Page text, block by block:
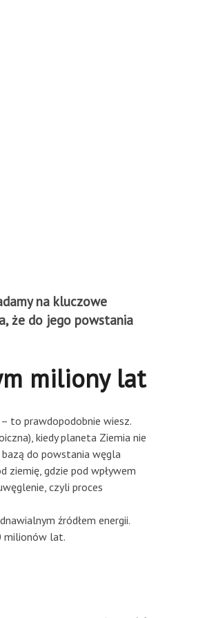
na kluczowe
że do jego powstania
miliony lat
to prawdopodobnie wiesz.
kiedy planeta Ziemia nie
bazą do powstania węgla
ziemię, gdzie pod wpływem
czyli proces
źródłem energii.
milionów lat.